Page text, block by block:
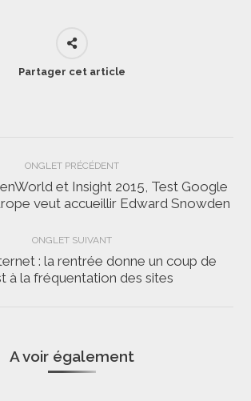
Partager cet article
ONGLET PRÉCÉDENT
Onglet
et Insight 2015, Test Google
veut accueillir Edward Snowden
ONGLET SUIVANT
Onglet
: la rentrée donne un coup de
à la fréquentation des sites
A voir également